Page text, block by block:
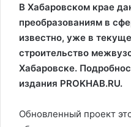
В Хабаровском крае
преобразованиям в
известно, уже в
строительство
Хабаровске.
издания PROKHAB.RU.
Обновленный проект